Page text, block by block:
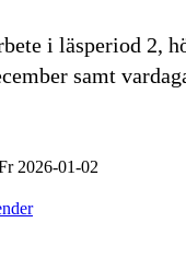
i läsperiod 2,
samt
2026-01-02